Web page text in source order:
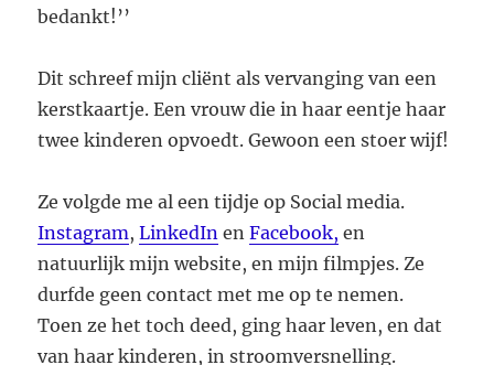
bedankt!’’
Dit schreef mijn cliënt als vervanging van een
kerstkaartje. Een vrouw die in haar eentje haar
twee kinderen opvoedt. Gewoon een stoer wijf!
Ze volgde me al een tijdje op Social media.
Instagram,LinkedIn enFacebook, en
natuurlijk mijn website, en mijn filmpjes. Ze
durfde geen contact met me op te nemen.
Toen ze het toch deed, ging haar leven, en dat
van haar kinderen, in stroomversnelling.